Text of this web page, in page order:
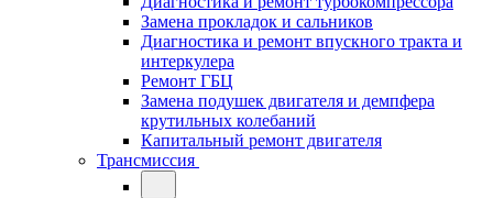
Замена прокладок и сальников
Диагностика и ремонт впускного тракта и
интеркулера
Ремонт ГБЦ
Замена подушек двигателя и демпфера
крутильных колебаний
Капитальный ремонт двигателя
Трансмиссия